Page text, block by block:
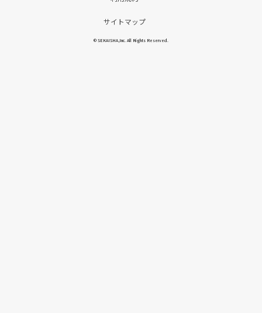
サイトマップ
© SEKAISHA,Inc. All Rights Reserved.